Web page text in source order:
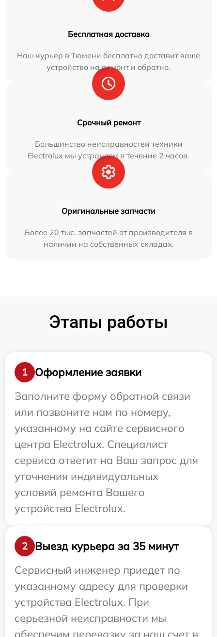
Бесплатная доставка
Наш курьер в Тюмени бесплатно доставит ваше
устройство на ремонт и обратно.
Срочный ремонт
Большинство неисправностей техники
Electrolux мы устраняем в течение 2 часов.
Оригинальные запчасти
Более 20 тыс. запчастей от производителя в
наличии на собственных складах.
Этапы работы
1
Оформление заявки
Заполните форму обратной связи
или позвоните нам по номеру,
указанному на сайте сервисного
центра Electrolux. Специалист
сервиса ответит на Ваш запрос для
уточнения индивидуальных
условий ремонта Вашего
устройства Electrolux.
2
Выезд курьера за 35 минут
Сервисный инженер приедет по
указанному адресу для проверки
устройства Electrolux. При
серьезной неисправности мы